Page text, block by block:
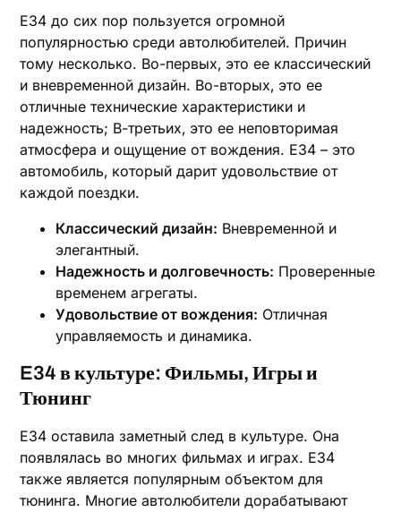
E34 до сих пор пользуется огромной
популярностью среди автолюбителей. Причин
тому несколько. Во-первых‚ это ее классический
и вневременной дизайн. Во-вторых‚ это ее
отличные технические характеристики и
надежность; В-третьих‚ это ее неповторимая
атмосфера и ощущение от вождения. E34 – это
автомобиль‚ который дарит удовольствие от
каждой поездки.
Классический дизайн: Вневременной и
элегантный.
Надежность и долговечность: Проверенные
временем агрегаты.
Удовольствие от вождения: Отличная
управляемость и динамика.
E34 в культуре: Фильмы‚ Игры и
Тюнинг
E34 оставила заметный след в культуре. Она
появлялась во многих фильмах и играх. E34
также является популярным объектом для
тюнинга. Многие автолюбители дорабатывают